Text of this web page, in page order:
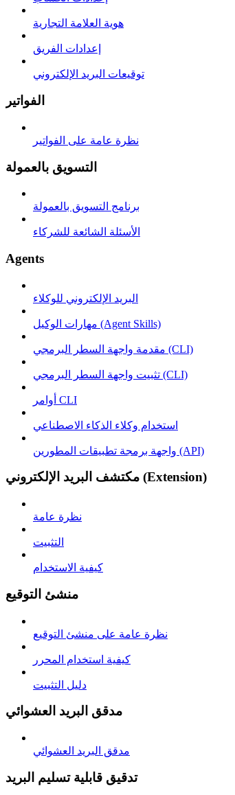
هوية العلامة التجارية
إعدادات الفريق
توقيعات البريد الإلكتروني
الفواتير
نظرة عامة على الفواتير
التسويق بالعمولة
برنامج التسويق بالعمولة
الأسئلة الشائعة للشركاء
Agents
البريد الإلكتروني للوكلاء
مهارات الوكيل (Agent Skills)
مقدمة واجهة السطر البرمجي (CLI)
تثبيت واجهة السطر البرمجي (CLI)
أوامر CLI
استخدام وكلاء الذكاء الاصطناعي
واجهة برمجة تطبيقات المطورين (API)
مكتشف البريد الإلكتروني (Extension)
نظرة عامة
التثبيت
كيفية الاستخدام
منشئ التوقيع
نظرة عامة على منشئ التوقيع
كيفية استخدام المحرر
دليل التثبيت
مدقق البريد العشوائي
مدقق البريد العشوائي
تدقيق قابلية تسليم البريد